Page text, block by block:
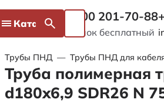
Каталог 8 800 201-70-88
Звонок бесплатный
Трубы ПНД — Трубы ПНД для
Труба полимерная
d180x6,9 SDR26 N